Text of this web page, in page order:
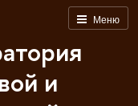
Меню
и